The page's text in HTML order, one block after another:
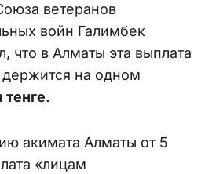
ветеранов
войн Галимбек
что в Алматы эта выплата
на одном
тенге.
акимата Алматы от 5
«лицам